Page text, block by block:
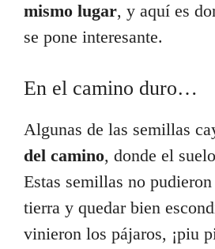
mismo lugar, y aquí es
se pone interesante.
En el camino duro…
Algunas de las semillas
del camino, donde el
Estas semillas no
tierra y quedar bien
vinieron los pájaros, ¡piu